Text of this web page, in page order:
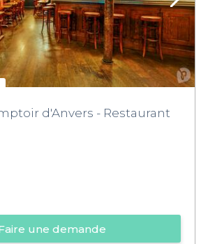
d'Anvers - Restaurant
une demande